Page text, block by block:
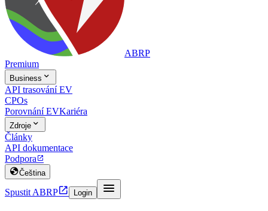
ABRP
Premium
Business 
API trasování EV
CPOs
Porovnání EVKariéra
Zdroje 
Články
API dokumentace
Podpora
Čeština
Spustit ABRP Login 